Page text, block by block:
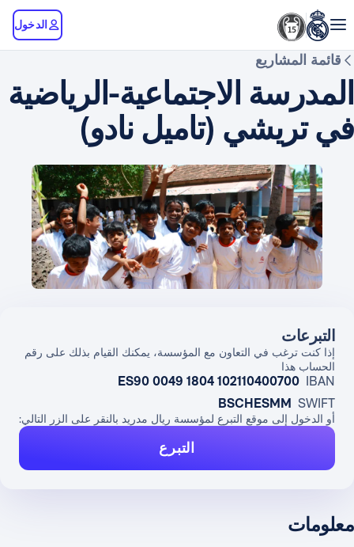
الدخول
قائمة المشاريع
المدرسة الاجتماعية-الرياضية
في تريشي (تاميل نادو)
معلومات
التبرعات
إذا كنت ترغب في التعاون مع المؤسسة، يمكنك القيام بذلك على رقم
الحساب هذا
IBAN
ES90 0049 1804 102110400700
SWIFT
BSCHESMM
أو الدخول إلى موقع التبرع لمؤسسة ريال مدريد بالنقر على الزر التالي:
التبرع